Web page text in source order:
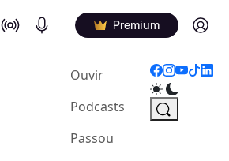
On Air Podcasts Premium Log in
Ouvir(current)
Podcasts
Passou